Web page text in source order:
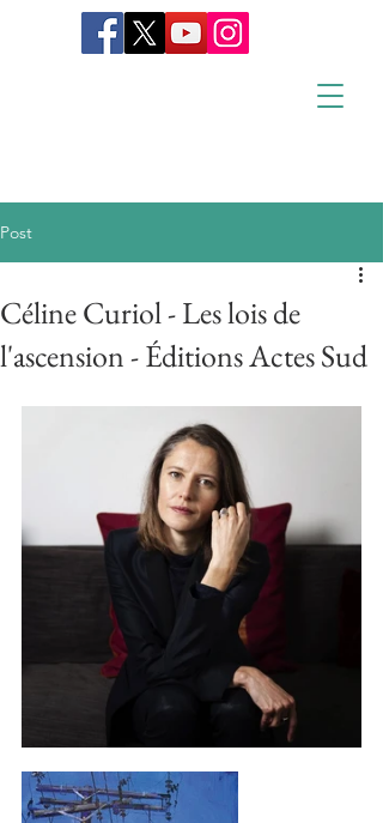
Post
Céline Curiol - Les lois de
l'ascension - Éditions Actes Sud